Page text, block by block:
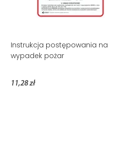
Instrukcja postępowania na
wypadek pożar
11,28 zł